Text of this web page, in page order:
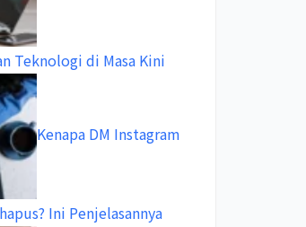
Teknologi di Masa Kini
Kenapa DM Instagram
Ini Penjelasannya